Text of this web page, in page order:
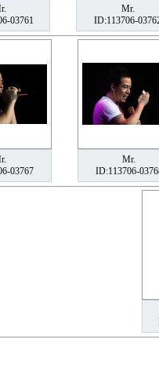
03761
Mr.
ID:113706-
03767
Mr.
ID:113706-